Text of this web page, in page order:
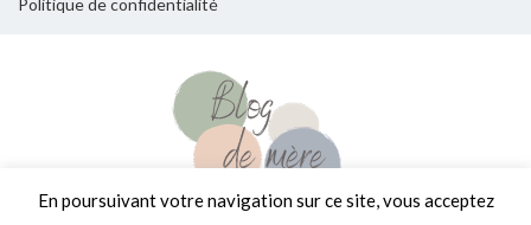
En poursuivant votre navigation sur ce site, vous acceptez